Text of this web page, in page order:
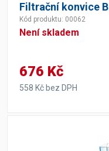
Filtrační konvice
Kód produktu: 00062
Není skladem
676 Kč
558 Kč bez DPH